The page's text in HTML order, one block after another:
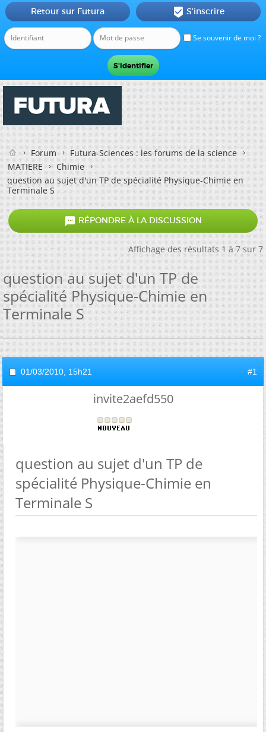
Se souvenir de moi ?
Retour sur Futura  S'inscrire
Forum
Futura-Sciences : les forums de la science
MATIERE
Chimie
question au sujet d'un TP de spécialité Physique-Chimie en
Terminale S
 RÉPONDRE À LA DISCUSSION
Affichage des résultats 1 à 7 sur 7
question au sujet d'un TP de
spécialité Physique-Chimie en
Terminale S
01/03/2010, 15h21 #1
invite2aefd550
question au sujet d'un TP de
spécialité Physique-Chimie en
Terminale S